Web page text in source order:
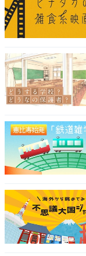
龍神温泉 下御殿（画像
寛栄16年創業、
る「龍神温泉 下